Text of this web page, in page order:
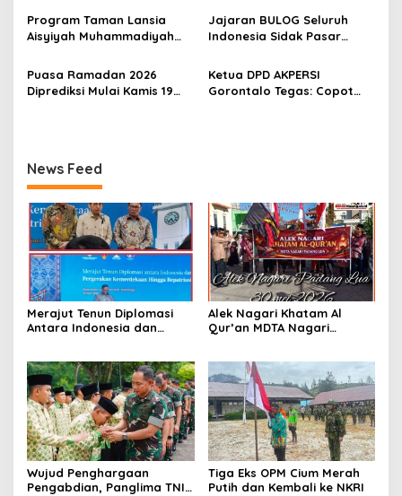
Ratusan Prajurit dan ASN
TNI
Program Taman Lansia
Aisyiyah Muhammadiyah
Pesantren Lansia
Jajaran BULOG Seluruh
Indonesia Sidak Pasar
Harga Beras dan Minyakita
Stabil Selama Ramadhan
dan Lebaran 2026
Puasa Ramadan 2026
Diprediksi Mulai Kamis 19
Ketua DPD AKPERSI
Gorontalo Tegas: Copot
News Feed
Merajut Tenun Diplomasi
Antara Indonesia dan
Alek Nagari Khatam Al
Qur’an MDTA Nagari
Wujud Penghargaan
Pengabdian, Panglima TNI
Tiga Eks OPM Cium Merah
Putih dan Kembali ke NKRI